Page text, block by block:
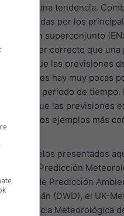
mejor una tendencia.
calculadas por los
en un superconjunto
de ser correcto que una
Si ves que las previsiones
entonces hay muy pocas
para ese periodo de
en las que las previsiones
Los ejemplos más
Niña.
modelos presentados
de Predicción
de Predicción
Alemán (DWD), el UK-
la Agencia Meteorológica